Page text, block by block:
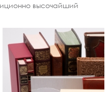
высочайший